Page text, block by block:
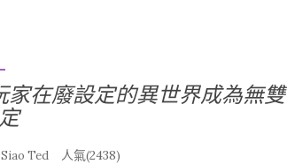
在廢設定的異世界成為無雙
Siao Ted 人氣(2438)